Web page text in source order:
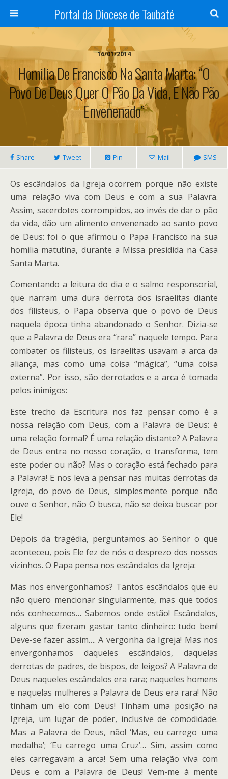
Portal da Diocese de Taubaté
16/01/2014
Homilia De Francisco Na Santa Marta: “O
Povo De Deus Quer O Pão Da Vida, E Não Pão
Envenenado”
Share Tweet Pin Mail SMS
Os escândalos da Igreja ocorrem porque não existe
uma relação viva com Deus e com a sua Palavra.
Assim, sacerdotes corrompidos, ao invés de dar o pão
da vida, dão um alimento envenenado ao santo povo
de Deus: foi o que afirmou o Papa Francisco na sua
homilia matutina, durante a Missa presidida na Casa
Santa Marta.
Comentando a leitura do dia e o salmo responsorial,
que narram uma dura derrota dos israelitas diante
dos filisteus, o Papa observa que o povo de Deus
naquela época tinha abandonado o Senhor. Dizia-se
que a Palavra de Deus era “rara” naquele tempo. Para
combater os filisteus, os israelitas usavam a arca da
aliança, mas como uma coisa “mágica”, “uma coisa
externa”. Por isso, são derrotados e a arca é tomada
pelos inimigos:
Este trecho da Escritura nos faz pensar como é a
nossa relação com Deus, com a Palavra de Deus: é
uma relação formal? É uma relação distante? A Palavra
de Deus entra no nosso coração, o transforma, tem
este poder ou não? Mas o coração está fechado para
a Palavra! E nos leva a pensar nas muitas derrotas da
Igreja, do povo de Deus, simplesmente porque não
ouve o Senhor, não O busca, não se deixa buscar por
Ele!
Depois da tragédia, perguntamos ao Senhor o que
aconteceu, pois Ele fez de nós o desprezo dos nossos
vizinhos. O Papa pensa nos escândalos da Igreja:
Mas nos envergonhamos? Tantos escândalos que eu
não quero mencionar singularmente, mas que todos
nós conhecemos… Sabemos onde estão! Escândalos,
alguns que fizeram gastar tanto dinheiro: tudo bem!
Deve-se fazer assim…. A vergonha da Igreja! Mas nos
envergonhamos daqueles escândalos, daquelas
derrotas de padres, de bispos, de leigos? A Palavra de
Deus naqueles escândalos era rara; naqueles homens
e naquelas mulheres a Palavra de Deus era rara! Não
tinham um elo com Deus! Tinham uma posição na
Igreja, um lugar de poder, inclusive de comodidade.
Mas a Palavra de Deus, não! ‘Mas, eu carrego uma
medalha’; ‘Eu carrego uma Cruz’… Sim, assim como
eles carregavam a arca! Sem uma relação viva com
Deus e com a Palavra de Deus! Vem-me à mente